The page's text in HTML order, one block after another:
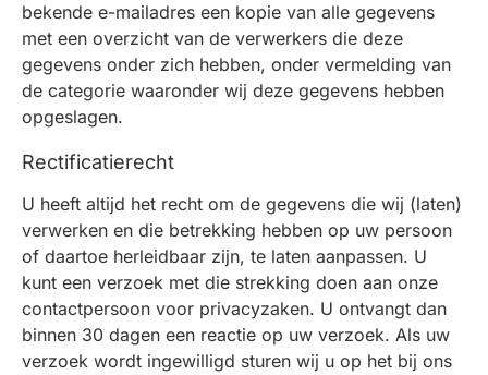
bekende e-mailadres een kopie van alle gegevens
met een overzicht van de verwerkers die deze
gegevens onder zich hebben, onder vermelding van
de categorie waaronder wij deze gegevens hebben
opgeslagen.
Rectificatierecht
U heeft altijd het recht om de gegevens die wij (laten)
verwerken en die betrekking hebben op uw persoon
of daartoe herleidbaar zijn, te laten aanpassen. U
kunt een verzoek met die strekking doen aan onze
contactpersoon voor privacyzaken. U ontvangt dan
binnen 30 dagen een reactie op uw verzoek. Als uw
verzoek wordt ingewilligd sturen wij u op het bij ons